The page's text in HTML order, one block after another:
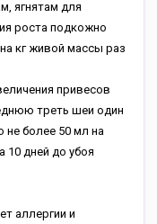
ягнятам для
роста подкожно
кг живой массы раз
привесов
треть шеи один
не более 50 мл на
10 дней до убоя
аллергии и